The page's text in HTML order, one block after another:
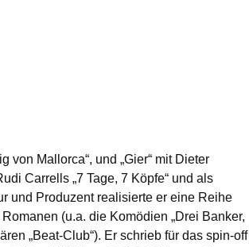
von Mallorca“, und „Gier“ mit Dieter
Carrells „7 Tage, 7 Köpfe“ und als
und Produzent realisierte er eine Reihe
(u.a. die Komödien „Drei Banker,
„Beat-Club“). Er schrieb für das spin-off